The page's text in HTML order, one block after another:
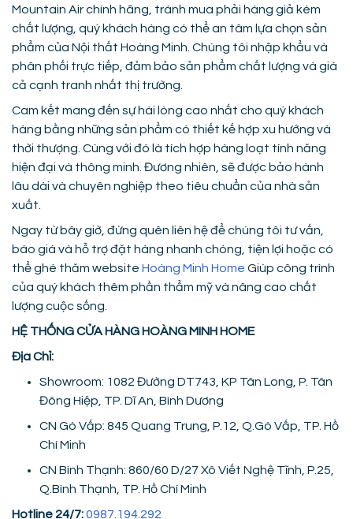
Mountain Air chính hãng, tránh mua phải hàng giả kém
chất lượng, quý khách hàng có thể an tâm lựa chọn sản
phẩm của Nội thất Hoàng Minh. Chúng tôi nhập khẩu và
phân phối trực tiếp, đảm bảo sản phẩm chất lượng và giá
cả cạnh tranh nhất thị trường.
Cam kết mang đến sự hài lòng cao nhất cho quý khách
hàng bằng những sản phẩm có thiết kế hợp xu hướng và
thời thượng. Cùng với đó là tích hợp hàng loạt tính năng
hiện đại và thông minh. Đương nhiên, sẽ được bảo hành
lâu dài và chuyên nghiệp theo tiêu chuẩn của nhà sản
xuất.
Ngay từ bây giờ, đừng quên liên hệ để chúng tôi tư vấn,
báo giá và hỗ trợ đặt hàng nhanh chóng, tiện lợi hoặc có
thể ghé thăm website Hoàng Minh Home Giúp công trình
của quý khách thêm phần thẩm mỹ và nâng cao chất
lượng cuộc sống.
HỆ THỐNG CỬA HÀNG HOÀNG MINH HOME
Địa Chỉ:
Showroom: 1082 Đường DT743, KP Tân Long, P. Tân
Đông Hiệp, TP. Dĩ An, Bình Dương
CN Gò Vấp: 845 Quang Trung, P.12, Q.Gò Vấp, TP. Hồ
Chí Minh
CN Bình Thạnh: 860/60 D/27 Xô Viết Nghệ Tĩnh, P.25,
Q.Bình Thạnh, TP. Hồ Chí Minh
Hotline 24/7:0987.194.292